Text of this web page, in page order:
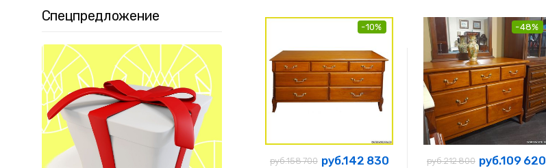
-10%
руб.158 700 руб.142 830
-48%
руб.212 800 руб.109 620
Спецпредложение